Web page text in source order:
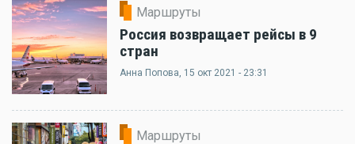
Маршруты
Россия возвращает рейсы в 9
стран
Анна Попова, 15 окт 2021 - 23:31
Маршруты